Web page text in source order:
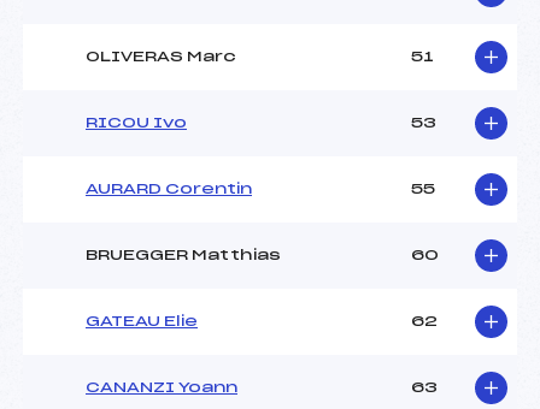
OLIVERAS Marc 51
RICOU Ivo 53
AURARD Corentin 55
BRUEGGER Matthias 60
GATEAU Elie 62
CANANZI Yoann 63